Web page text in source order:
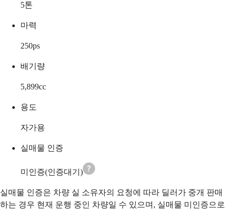
5톤
마력
250ps
배기량
5,899cc
용도
자가용
실매물 인증
미인증(인증대기)
실매물 인증은 차량 실 소유자의 요청에 따라 딜러가 중개 판매
하는 경우 현재 운행 중인 차량일 수 있으며, 실매물 미인증으로